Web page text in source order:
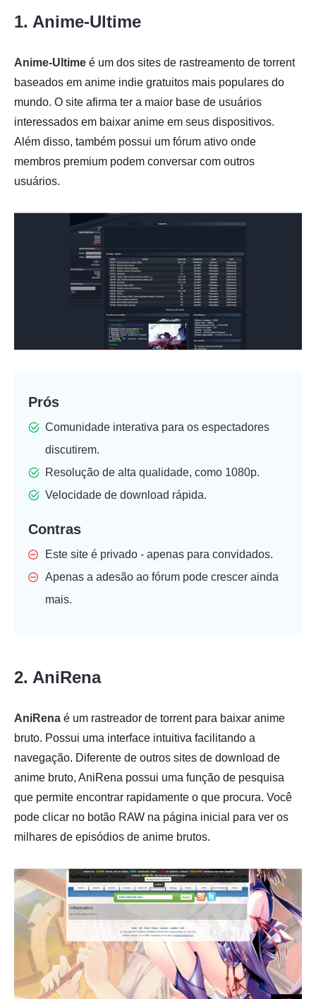
1. Anime-Ultime
Anime-Ultime é um dos sites de rastreamento de torrent
baseados em anime indie gratuitos mais populares do
mundo. O site afirma ter a maior base de usuários
interessados em baixar anime em seus dispositivos.
Além disso, também possui um fórum ativo onde
membros premium podem conversar com outros
usuários.
Prós
Comunidade interativa para os espectadores
discutirem.
Resolução de alta qualidade, como 1080p.
Velocidade de download rápida.
Contras
Este site é privado - apenas para convidados.
Apenas a adesão ao fórum pode crescer ainda
mais.
2. AniRena
AniRena é um rastreador de torrent para baixar anime
bruto. Possui uma interface intuitiva facilitando a
navegação. Diferente de outros sites de download de
anime bruto, AniRena possui uma função de pesquisa
que permite encontrar rapidamente o que procura. Você
pode clicar no botão RAW na página inicial para ver os
milhares de episódios de anime brutos.